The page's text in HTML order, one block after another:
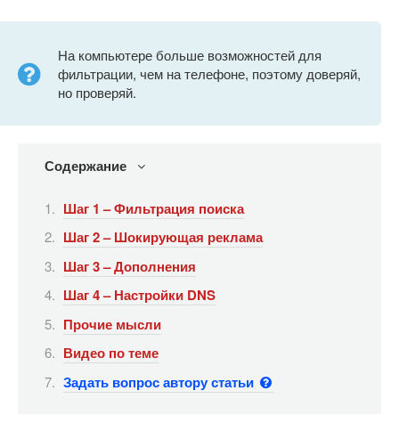
На компьютере больше возможностей для
фильтрации, чем на телефоне, поэтому доверяй,
но проверяй.
Содержание
Шаг 1 – Фильтрация поиска
Шаг 2 – Шокирующая реклама
Шаг 3 – Дополнения
Шаг 4 – Настройки DNS
Прочие мысли
Видео по теме
Задать вопрос автору статьи